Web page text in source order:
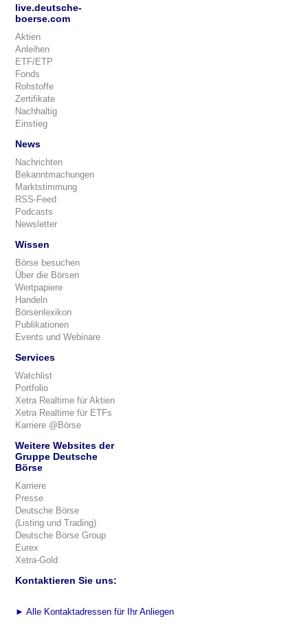
live.deutsche-
boerse.com
Aktien
Anleihen
ETF/ETP
Fonds
Rohstoffe
Zertifikate
Nachhaltig
Einstieg
News
Nachrichten
Bekanntmachungen
Marktstimmung
RSS-Feed
Podcasts
Newsletter
Wissen
Börse besuchen
Über die Börsen
Wertpapiere
Handeln
Börsenlexikon
Publikationen
Events und Webinare
Services
Watchlist
Portfolio
Xetra Realtime für Aktien
Xetra Realtime für ETFs
Karriere @Börse
Weitere Websites der
Gruppe Deutsche
Börse
Karriere
Presse
Deutsche Börse
(Listing und Trading)
Deutsche Börse Group
Eurex
Xetra-Gold
Kontaktieren Sie uns:
► Alle Kontaktadressen für Ihr Anliegen